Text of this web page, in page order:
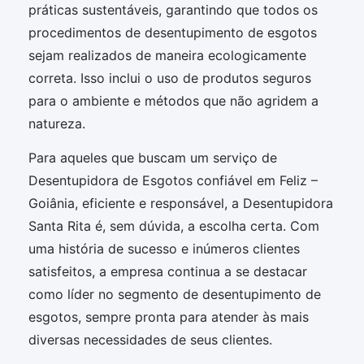
práticas sustentáveis, garantindo que todos os
procedimentos de desentupimento de esgotos
sejam realizados de maneira ecologicamente
correta. Isso inclui o uso de produtos seguros
para o ambiente e métodos que não agridem a
natureza.
Para aqueles que buscam um serviço de
Desentupidora de Esgotos confiável em Feliz –
Goiânia, eficiente e responsável, a Desentupidora
Santa Rita é, sem dúvida, a escolha certa. Com
uma história de sucesso e inúmeros clientes
satisfeitos, a empresa continua a se destacar
como líder no segmento de desentupimento de
esgotos, sempre pronta para atender às mais
diversas necessidades de seus clientes.